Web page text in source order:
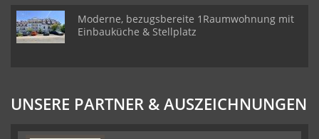
Moderne, bezugsbereite 1Raumwohnung mit
Einbauküche & Stellplatz
UNSERE PARTNER & AUSZEICHNUNGEN